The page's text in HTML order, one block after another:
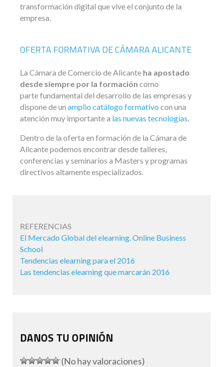
transformación digital que vive el conjunto de la
empresa.
OFERTA FORMATIVA DE CÁMARA ALICANTE
La Cámara de Comercio de Alicante ha apostado
desde siempre por la formación como
parte fundamental del desarrollo de las empresas y
dispone de un amplio catálogo formativo con una
atención muy importante a las nuevas tecnologías
Dentro de la oferta en formación de la Cámara de
Alicante podemos encontrar desde talleres,
conferencias y seminarios a Masters y programas
directivos altamente especializados.
REFERENCIAS
El Mercado Global del elearning. Online Business
School
Tendencias elearning para el 2016
Las tendencias elearning que marcarán 2016
DANOS TU OPINIÓN
(No hay valoraciones)